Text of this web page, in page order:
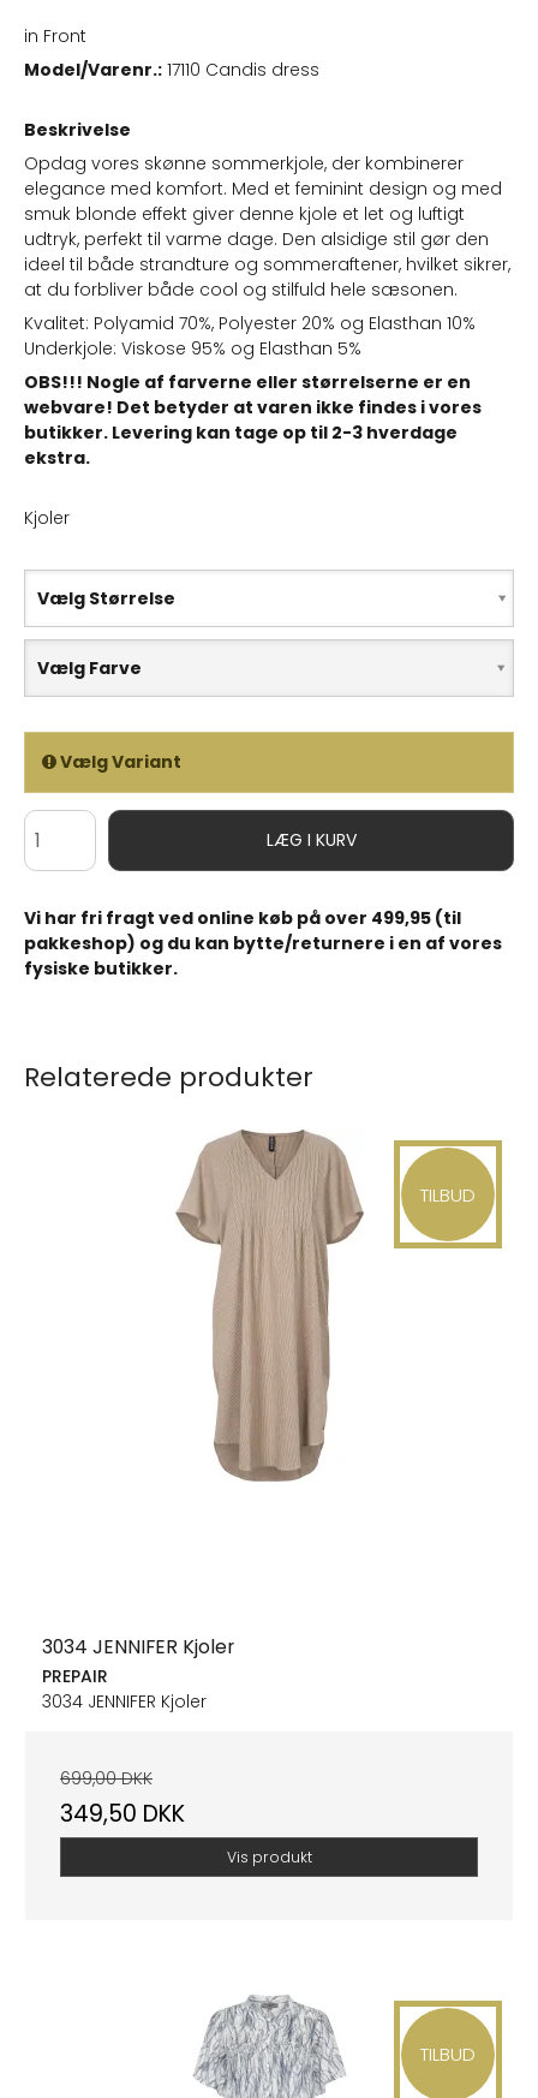
in Front
Model/Varenr.: 17110 Candis dress
Beskrivelse
Opdag vores skønne sommerkjole, der kombinerer
elegance med komfort. Med et feminint design og med
smuk blonde effekt giver denne kjole et let og luftigt
udtryk, perfekt til varme dage. Den alsidige stil gør den
ideel til både strandture og sommeraftener, hvilket sikrer,
at du forbliver både cool og stilfuld hele sæsonen.
Kvalitet: Polyamid 70%, Polyester 20% og Elasthan 10%
Underkjole: Viskose 95% og Elasthan 5%
OBS!!! Nogle af farverne eller størrelserne er en
webvare! Det betyder at varen ikke findes i vores
butikker. Levering kan tage op til 2-3 hverdage
ekstra.
Kjoler
Vælg Størrelse
Vælg Farve
Vælg Variant
LÆG I KURV
Vi har fri fragt ved online køb på over 499,95 (til
pakkeshop) og du kan bytte/returnere i en af vores
fysiske butikker.
Relaterede produkter
TILBUD
3034 JENNIFER Kjoler
PREPAIR
3034 JENNIFER Kjoler
699,00 DKK
349,50 DKK
Vis produkt
TILBUD